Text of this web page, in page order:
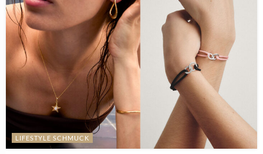
LIFESTYLE SCHMUCK